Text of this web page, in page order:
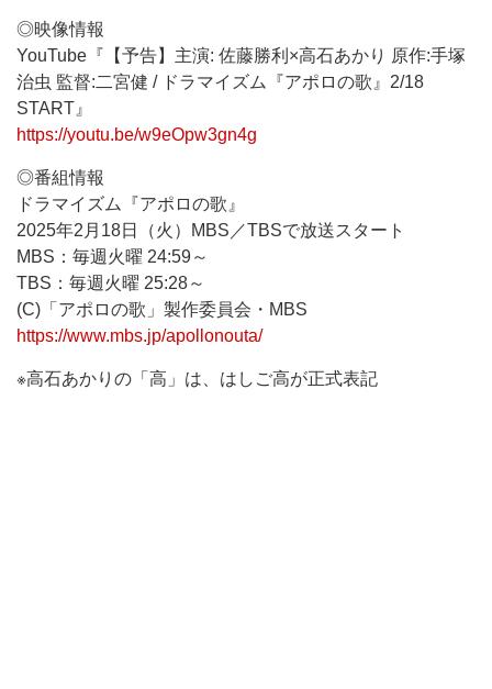
◎映像情報
YouTube『【予告】主演: 佐藤勝利×高石あかり 原作:手塚
治虫 監督:二宮健 / ドラマイズム『アポロの歌』2/18
START』
https://youtu.be/w9eOpw3gn4g
◎番組情報
ドラマイズム『アポロの歌』
2025年2月18日（火）MBS／TBSで放送スタート
MBS：毎週火曜 24:59～
TBS：毎週火曜 25:28～
(C)「アポロの歌」製作委員会・MBS
https://www.mbs.jp/apollonouta/
※高石あかりの「高」は、はしご高が正式表記